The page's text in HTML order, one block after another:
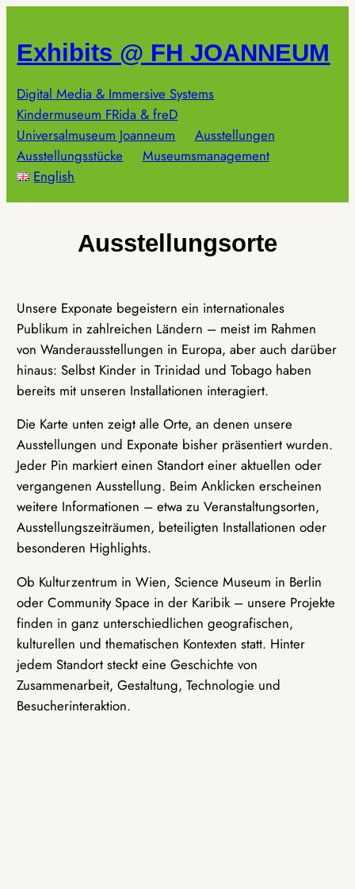
springen
Exhibits @ FH JOANNEUM
Digital Media & Immersive Systems
Kindermuseum FRida & freD
Universalmuseum Joanneum
Ausstellungen
Ausstellungsstücke
Museumsmanagement
English
Ausstellungsorte
Unsere Exponate begeistern ein internationales
Publikum in zahlreichen Ländern – meist im Rahmen
von Wanderausstellungen in Europa, aber auch darüber
hinaus: Selbst Kinder in Trinidad und Tobago haben
bereits mit unseren Installationen interagiert.
Die Karte unten zeigt alle Orte, an denen unsere
Ausstellungen und Exponate bisher präsentiert wurden.
Jeder Pin markiert einen Standort einer aktuellen oder
vergangenen Ausstellung. Beim Anklicken erscheinen
weitere Informationen – etwa zu Veranstaltungsorten,
Ausstellungszeiträumen, beteiligten Installationen oder
besonderen Highlights.
Ob Kulturzentrum in Wien, Science Museum in Berlin
oder Community Space in der Karibik – unsere Projekte
finden in ganz unterschiedlichen geografischen,
kulturellen und thematischen Kontexten statt. Hinter
jedem Standort steckt eine Geschichte von
Zusammenarbeit, Gestaltung, Technologie und
Besucherinteraktion.